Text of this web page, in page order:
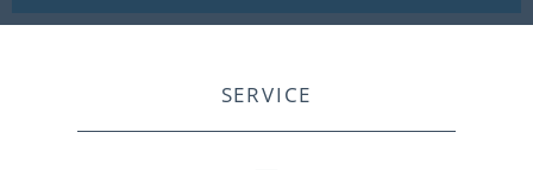
SERVICE